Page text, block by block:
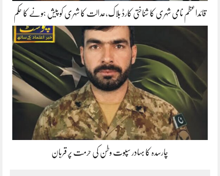
قائداعظم نامی شہری کا شناختی کارڈ بلاک،عدالت کا شہری کو پیش ہونے کا حکم
چارسدہ کا بہادر سپوت وطن کی حرمت پر قربان